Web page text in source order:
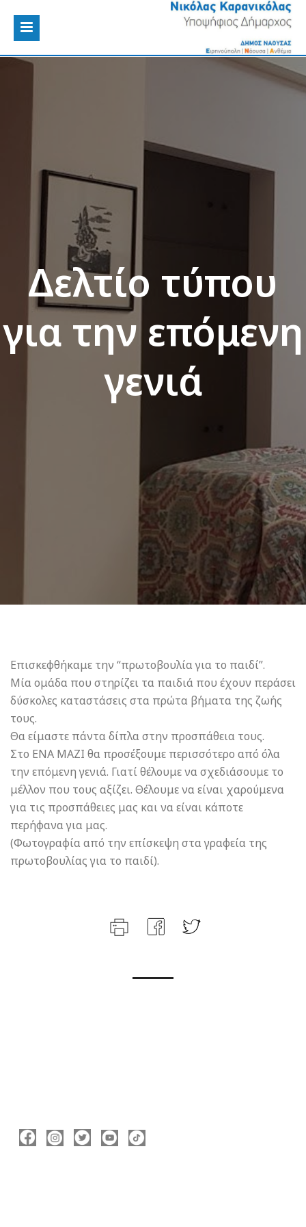
Δελτίο τύπου
για την επόμενη
γενιά
Επισκεφθήκαμε την “πρωτοβουλία για το παιδί”.
Μία ομάδα που στηρίζει τα παιδιά που έχουν περάσει
δύσκολες καταστάσεις στα πρώτα βήματα της ζωής
τους.
Θα είμαστε πάντα δίπλα στην προσπάθεια τους.
Στο ΕΝΑ ΜΑΖΙ θα προσέξουμε περισσότερο από όλα
την επόμενη γενιά. Γιατί θέλουμε να σχεδιάσουμε το
μέλλον που τους αξίζει. Θέλουμε να είναι χαρούμενα
για τις προσπάθειες μας και να είναι κάποτε
περήφανα για μας.
(Φωτογραφία από την επίσκεψη στα γραφεία της
πρωτοβουλίας για το παιδί).